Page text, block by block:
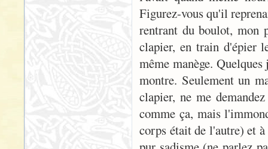
Figurez-vous qu'il
rentrant du boulot, mon
clapier, en train d'épier
même manège.
montre. Seulement un
clapier, ne me
comme ça, mais
corps était de l'autre) et